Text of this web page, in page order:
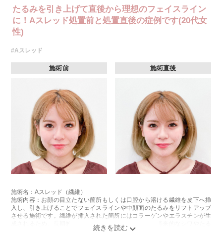
たるみを引き上げて直後から理想のフェイスライン
に！Aスレッド処置前と処置直後の症例です(20代女
性)
#Aスレッド
施術前 施術直後
施術名：Aスレッド（繊維）
施術内容：お顔の目立たない箇所もしくは口腔から溶ける繊維を皮下へ挿
入し、引き上げることでフェイスラインや中顔面のたるみをリフトアップ
させる施術です。繊維が挿入された箇所にはコラーゲンやエラスチンが生
成されるため、長期的な美肌効果、肌質の改善効果、将来的なシワやたる
みの予防効果が期待できます。